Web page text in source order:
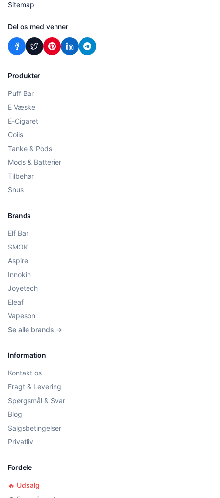
Sitemap
Del os med venner
Produkter
Puff Bar
E Væske
E-Cigaret
Coils
Tanke & Pods
Mods & Batterier
Tilbehør
Snus
Brands
Elf Bar
SMOK
Aspire
Innokin
Joyetech
Eleaf
Vapeson
Se alle brands →
Information
Kontakt os
Fragt & Levering
Spørgsmål & Svar
Blog
Salgsbetingelser
Privatliv
Fordele
🔥 Udsalg